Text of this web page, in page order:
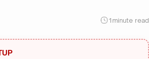
1minute read